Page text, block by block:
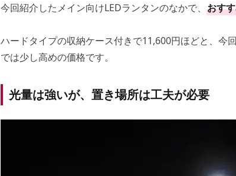
今回紹介したメイン向けLEDランタンのなかで、 おす
ハードタイプの収納ケース付きで11,600円ほどと、今
では少し高めの価格です。
光量は強いが、置き場所は工夫が必要